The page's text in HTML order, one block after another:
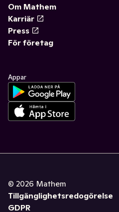
Om Mathem
Karriär
Press
För företag
Appar
© 2026 Mathem
Tillgänglighetsredogörelse
GDPR